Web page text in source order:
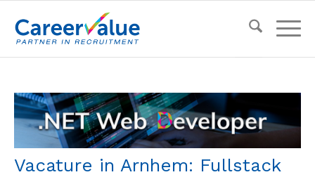
Vacature in Arnhem: Fullstack